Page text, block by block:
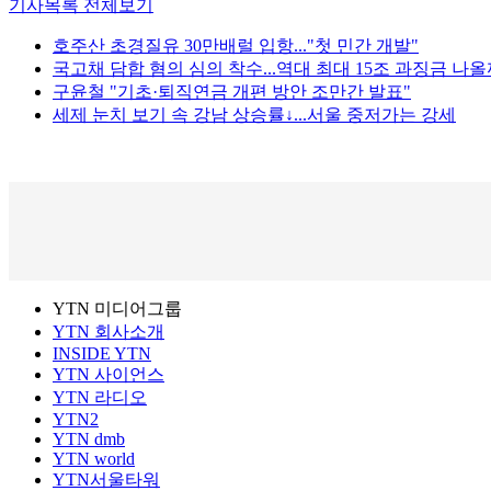
기사목록 전체보기
호주산 초경질유 30만배럴 입항..."첫 민간 개발"
국고채 담합 혐의 심의 착수...역대 최대 15조 과징금 나올
구윤철 "기초·퇴직연금 개편 방안 조만간 발표"
세제 눈치 보기 속 강남 상승률↓...서울 중저가는 강세
YTN 미디어그룹
YTN 회사소개
INSIDE YTN
YTN 사이언스
YTN 라디오
YTN2
YTN dmb
YTN world
YTN서울타워